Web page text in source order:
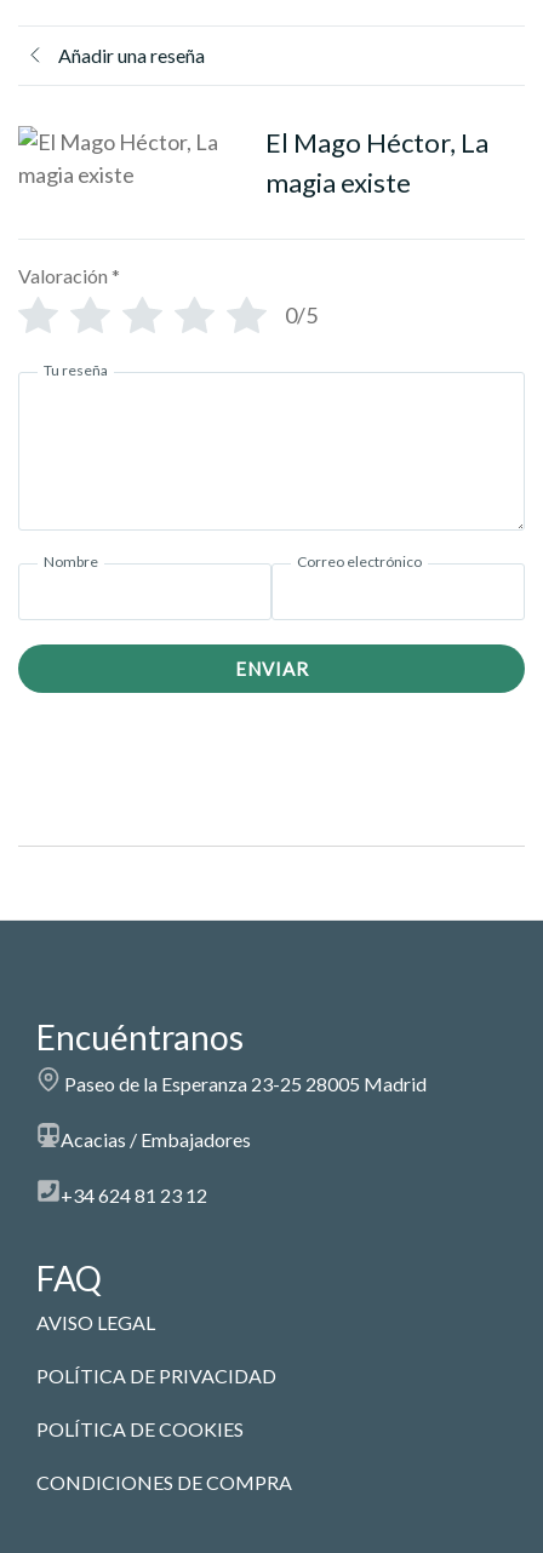
Añadir una reseña
El Mago Héctor, La
magia existe
Valoración *
0/5
Tu reseña
Nombre Correo electrónico
ENVIAR
Encuéntranos
Paseo de la Esperanza 23-25 28005 Madrid
Acacias / Embajadores
+34 624 81 23 12
FAQ
AVISO LEGAL
POLÍTICA DE PRIVACIDAD
POLÍTICA DE COOKIES
CONDICIONES DE COMPRA